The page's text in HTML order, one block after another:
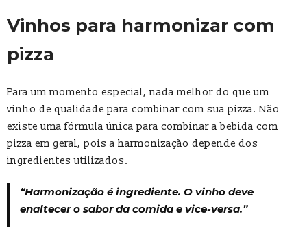
Vinhos para harmonizar com
pizza
Para um momento especial, nada melhor do que um
vinho de qualidade para combinar com sua pizza. Não
existe uma fórmula única para combinar a bebida com
pizza em geral, pois a harmonização depende dos
ingredientes utilizados.
“Harmonização é ingrediente. O vinho deve
enaltecer o sabor da comida e vice-versa.”